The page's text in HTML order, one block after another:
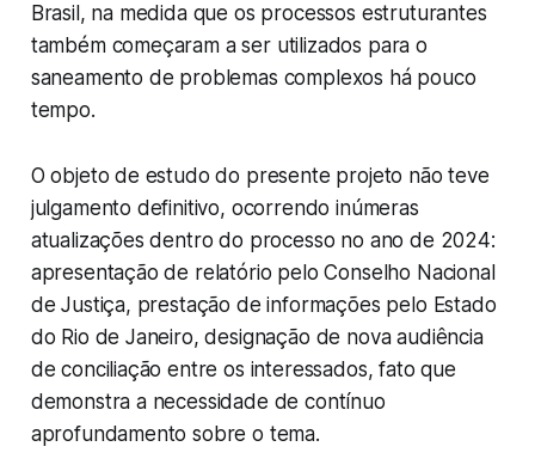
Brasil, na medida que os processos estruturantes
também começaram a ser utilizados para o
saneamento de problemas complexos há pouco
tempo.
O objeto de estudo do presente projeto não teve
julgamento definitivo, ocorrendo inúmeras
atualizações dentro do processo no ano de 2024:
apresentação de relatório pelo Conselho Nacional
de Justiça, prestação de informações pelo Estado
do Rio de Janeiro, designação de nova audiência
de conciliação entre os interessados, fato que
demonstra a necessidade de contínuo
aprofundamento sobre o tema.